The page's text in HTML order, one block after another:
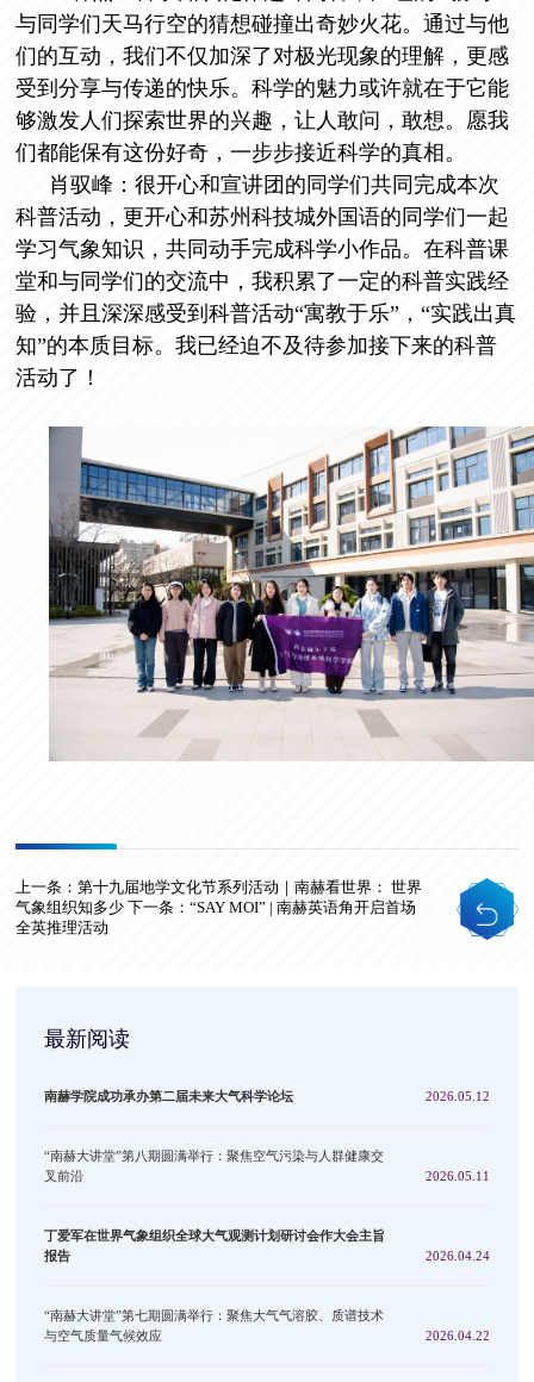
与同学们天马行空的猜想碰撞出奇妙火花。通过与他
们的互动，我们不仅加深了对极光现象的理解，更感
受到分享与传递的快乐。科学的魅力或许就在于它能
够激发人们探索世界的兴趣，让人敢问，敢想。愿我
们都能保有这份好奇，一步步接近科学的真相。
肖驭峰：很开心和宣讲团的同学们共同完成本次
科普活动，更开心和苏州科技城外国语的同学们一起
学习气象知识，共同动手完成科学小作品。在科普课
堂和与同学们的交流中，我积累了一定的科普实践经
验，并且深深感受到科普活动“寓教于乐”，“实践出真
知”的本质目标。我已经迫不及待参加接下来的科普
活动了！
上一条：第十九届地学文化节系列活动｜南赫看世界： 世界
气象组织知多少 下一条：“SAY MOI” | 南赫英语角开启首场
全英推理活动
最新阅读
南赫学院成功承办第二届未来大气科学论坛 2026.05.12
“南赫大讲堂”第八期圆满举行：聚焦空气污染与人群健康交
叉前沿
2026.05.11
丁爱军在世界气象组织全球大气观测计划研讨会作大会主旨
报告
2026.04.24
“南赫大讲堂”第七期圆满举行：聚焦大气气溶胶、质谱技术
与空气质量气候效应
2026.04.22